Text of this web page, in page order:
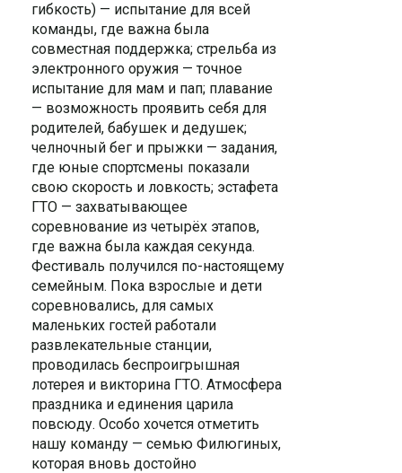
гибкость) — испытание для всей
команды, где важна была
совместная поддержка; стрельба из
электронного оружия — точное
испытание для мам и пап; плавание
— возможность проявить себя для
родителей, бабушек и дедушек;
челночный бег и прыжки — задания,
где юные спортсмены показали
свою скорость и ловкость; эстафета
ГТО — захватывающее
соревнование из четырёх этапов,
где важна была каждая секунда.
Фестиваль получился по-настоящему
семейным. Пока взрослые и дети
соревновались, для самых
маленьких гостей работали
развлекательные станции,
проводилась беспроигрышная
лотерея и викторина ГТО. Атмосфера
праздника и единения царила
повсюду. Особо хочется отметить
нашу команду — семью Филюгиных,
которая вновь достойно